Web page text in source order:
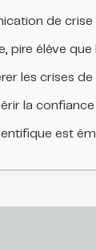
de crise : mensonges,
pire élève
crises de demain :
la confiance
est